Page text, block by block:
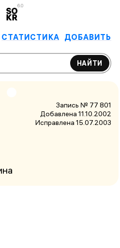
6.0
СТАТИСТИКА ДОБАВИТЬ
НАЙТИ
Запись № 77 801
Добавлена 11.10.2002
Исправлена 15.07.2003